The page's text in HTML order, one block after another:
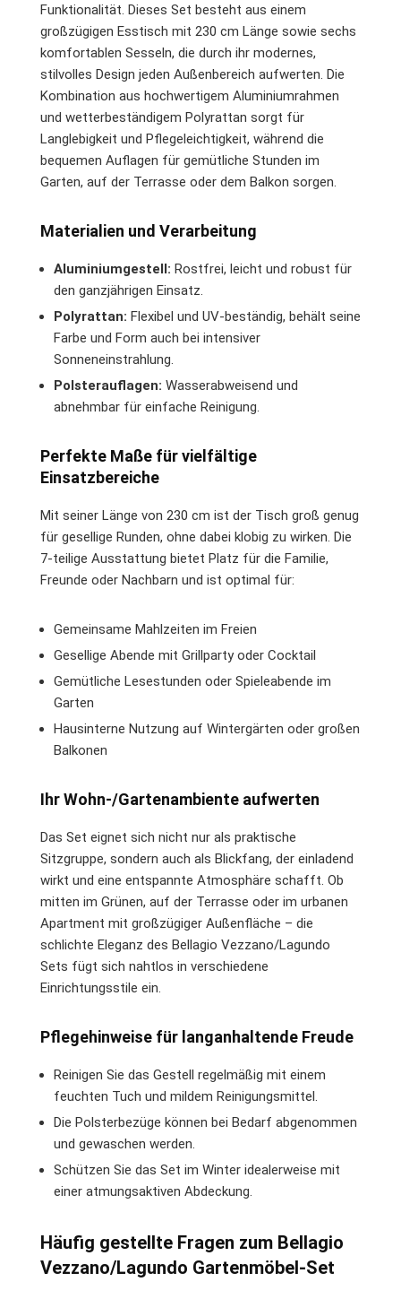
Funktionalität. Dieses Set besteht aus einem
großzügigen Esstisch mit 230 cm Länge sowie sechs
komfortablen Sesseln, die durch ihr modernes,
stilvolles Design jeden Außenbereich aufwerten. Die
Kombination aus hochwertigem Aluminiumrahmen
und wetterbeständigem Polyrattan sorgt für
Langlebigkeit und Pflegeleichtigkeit, während die
bequemen Auflagen für gemütliche Stunden im
Garten, auf der Terrasse oder dem Balkon sorgen.
Materialien und Verarbeitung
Aluminiumgestell: Rostfrei, leicht und robust für
den ganzjährigen Einsatz.
Polyrattan: Flexibel und UV-beständig, behält seine
Farbe und Form auch bei intensiver
Sonneneinstrahlung.
Polsterauflagen: Wasserabweisend und
abnehmbar für einfache Reinigung.
Perfekte Maße für vielfältige
Einsatzbereiche
Mit seiner Länge von 230 cm ist der Tisch groß genug
für gesellige Runden, ohne dabei klobig zu wirken. Die
7-teilige Ausstattung bietet Platz für die Familie,
Freunde oder Nachbarn und ist optimal für:
Gemeinsame Mahlzeiten im Freien
Gesellige Abende mit Grillparty oder Cocktail
Gemütliche Lesestunden oder Spieleabende im
Garten
Hausinterne Nutzung auf Wintergärten oder großen
Balkonen
Ihr Wohn-/Gartenambiente aufwerten
Das Set eignet sich nicht nur als praktische
Sitzgruppe, sondern auch als Blickfang, der einladend
wirkt und eine entspannte Atmosphäre schafft. Ob
mitten im Grünen, auf der Terrasse oder im urbanen
Apartment mit großzügiger Außenfläche – die
schlichte Eleganz des Bellagio Vezzano/Lagundo
Sets fügt sich nahtlos in verschiedene
Einrichtungsstile ein.
Pflegehinweise für langanhaltende Freude
Reinigen Sie das Gestell regelmäßig mit einem
feuchten Tuch und mildem Reinigungsmittel.
Die Polsterbezüge können bei Bedarf abgenommen
und gewaschen werden.
Schützen Sie das Set im Winter idealerweise mit
einer atmungsaktiven Abdeckung.
Häufig gestellte Fragen zum Bellagio
Vezzano/Lagundo Gartenmöbel-Set